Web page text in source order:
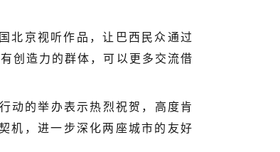
北京视听作品，让巴西民众通过
创造力的群体，可以更多交流借
动的举办表示热烈祝贺，高度肯
机，进一步深化两座城市的友好